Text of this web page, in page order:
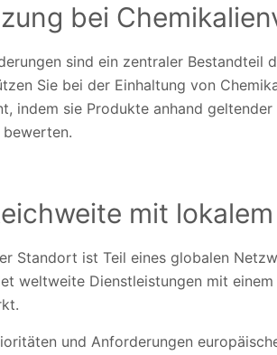
bei
sind ein zentraler Bestandteil
Sie bei der Einhaltung von
indem sie Produkte anhand
mit
Standort ist Teil eines globalen
weltweite Dienstleistungen mit
und Anforderungen